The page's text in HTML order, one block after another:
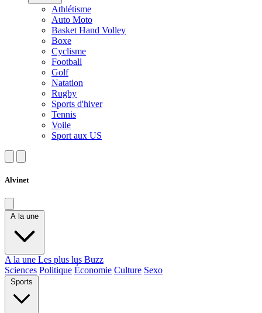
Athlétisme
Auto Moto
Basket Hand Volley
Boxe
Cyclisme
Football
Golf
Natation
Rugby
Sports d'hiver
Tennis
Voile
Sport aux US
Alvinet
A la une
A la une Les plus lus Buzz
Sciences Politique Économie Culture Sexo
Sports